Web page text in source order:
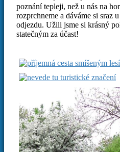
poznání tepleji, než u nás na
rozprchneme a dáváme si sraz
odjezdu. Užili jsme si krásný
statečným za účast!